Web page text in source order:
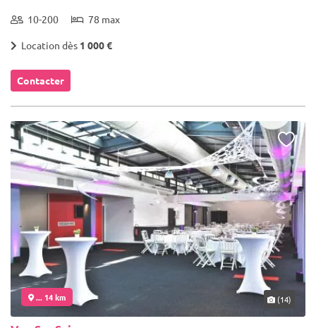
10-200 78 max
Location dès 1 000 €
Contacter
... 14 km (14)